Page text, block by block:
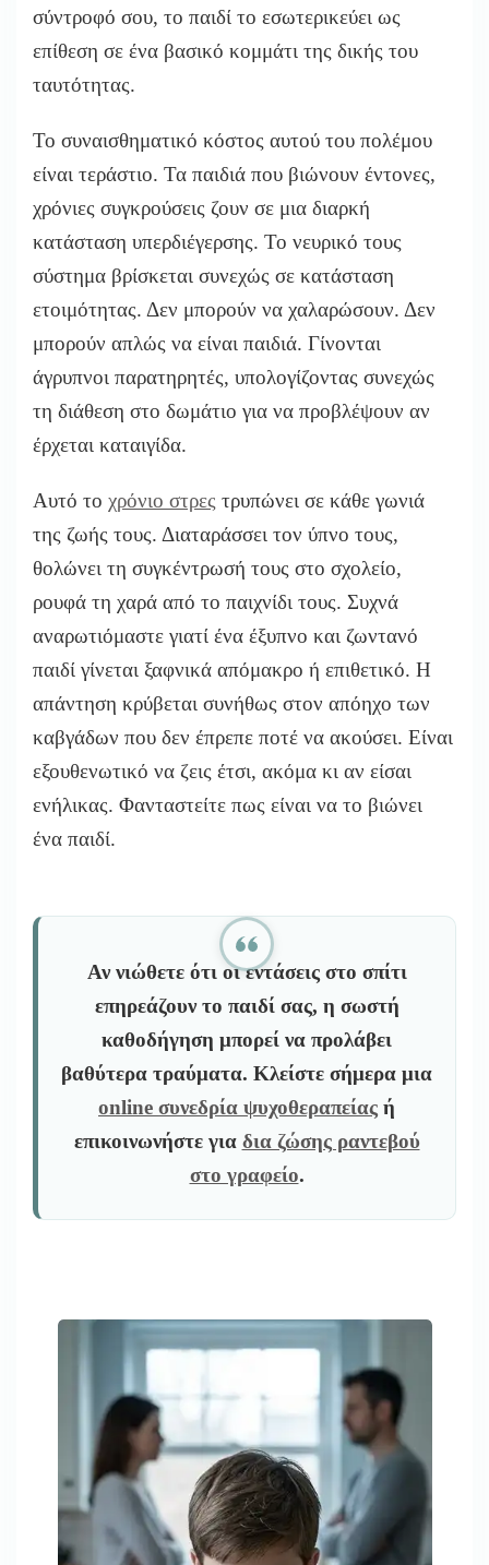
σύντροφό σου, το παιδί το εσωτερικεύει ως
επίθεση σε ένα βασικό κομμάτι της δικής του
ταυτότητας.
Το συναισθηματικό κόστος αυτού του πολέμου
είναι τεράστιο. Τα παιδιά που βιώνουν έντονες,
χρόνιες συγκρούσεις ζουν σε μια διαρκή
κατάσταση υπερδιέγερσης. Το νευρικό τους
σύστημα βρίσκεται συνεχώς σε κατάσταση
ετοιμότητας. Δεν μπορούν να χαλαρώσουν. Δεν
μπορούν απλώς να είναι παιδιά. Γίνονται
άγρυπνοι παρατηρητές, υπολογίζοντας συνεχώς
τη διάθεση στο δωμάτιο για να προβλέψουν αν
έρχεται καταιγίδα.
Αυτό το χρόνιο στρες τρυπώνει σε κάθε γωνιά
της ζωής τους. Διαταράσσει τον ύπνο τους,
θολώνει τη συγκέντρωσή τους στο σχολείο,
ρουφά τη χαρά από το παιχνίδι τους. Συχνά
αναρωτιόμαστε γιατί ένα έξυπνο και ζωντανό
παιδί γίνεται ξαφνικά απόμακρο ή επιθετικό. Η
απάντηση κρύβεται συνήθως στον απόηχο των
καβγάδων που δεν έπρεπε ποτέ να ακούσει. Είναι
εξουθενωτικό να ζεις έτσι, ακόμα κι αν είσαι
ενήλικας. Φανταστείτε πως είναι να το βιώνει
ένα παιδί.
Αν νιώθετε ότι οι εντάσεις στο σπίτι
επηρεάζουν το παιδί σας, η σωστή
καθοδήγηση μπορεί να προλάβει
βαθύτερα τραύματα. Κλείστε σήμερα μια
online συνεδρία ψυχοθεραπείας ή
επικοινωνήστε για δια ζώσης ραντεβού
στο γραφείο.